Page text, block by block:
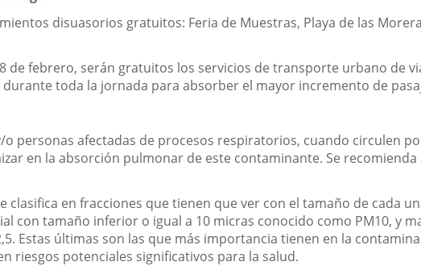
disuasorios gratuitos: Feria de Muestras, Playa de las
de febrero, serán gratuitos los servicios de transporte urbano de
toda la jornada para absorber el mayor incremento de
personas afectadas de procesos respiratorios, cuando circulen
en la absorción pulmonar de este contaminante. Se
en fracciones que tienen que ver con el tamaño de cada
con tamaño inferior o igual a 10 micras conocido como PM10, y
Estas últimas son las que más importancia tienen en la
riesgos potenciales significativos para la salud.